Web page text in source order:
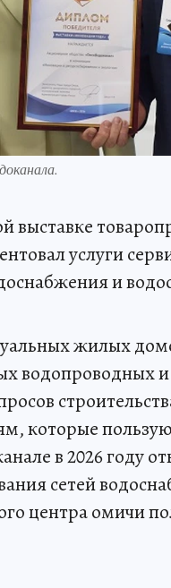
выставке
услуги
и
жилых
водопроводных
которые
в 2026 году
сетей
центра омичи